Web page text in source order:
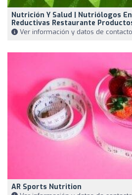
Nutrición Y Salud | Nutriólogos
Reductivas Restaurante
Ver información y datos de contacto
AR Sports Nutrition